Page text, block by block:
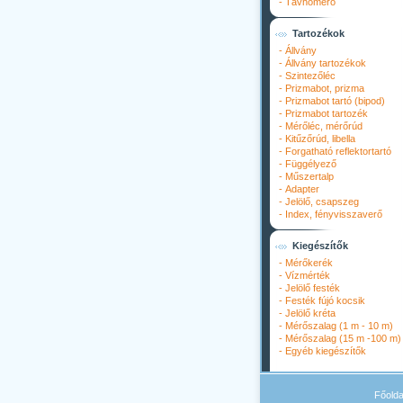
Tartozékok
- Állvány
- Állvány tartozékok
- Szintezőléc
- Prizmabot, prizma
- Prizmabot tartó (bipod)
- Prizmabot tartozék
- Mérőléc, mérőrúd
- Kitűzőrúd, libella
- Forgatható reflektortartó
- Függélyező
- Műszertalp
- Adapter
- Jelölő, csapszeg
- Index, fényvisszaverő
Kiegészítők
- Mérőkerék
- Vízmérték
- Jelölő festék
- Festék fújó kocsik
- Jelölő kréta
- Mérőszalag (1 m - 10 m)
- Mérőszalag (15 m -100 m)
- Egyéb kiegészítők